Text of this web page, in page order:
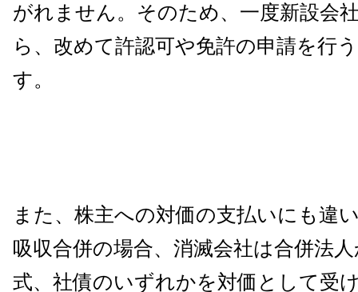
がれません。そのため、一度新設会
ら、改めて許認可や免許の申請を行
す。
また、株主への対価の支払いにも違
吸収合併の場合、消滅会社は合併法
式、社債のいずれかを対価として受